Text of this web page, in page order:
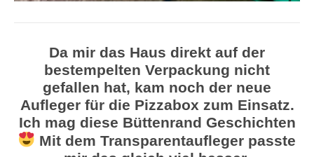
Da mir das Haus direkt auf der
bestempelten Verpackung nicht
gefallen hat, kam noch der neue
Aufleger für die Pizzabox zum Einsatz.
Ich mag diese Büttenrand Geschichten
Mit dem Transparentaufleger passte